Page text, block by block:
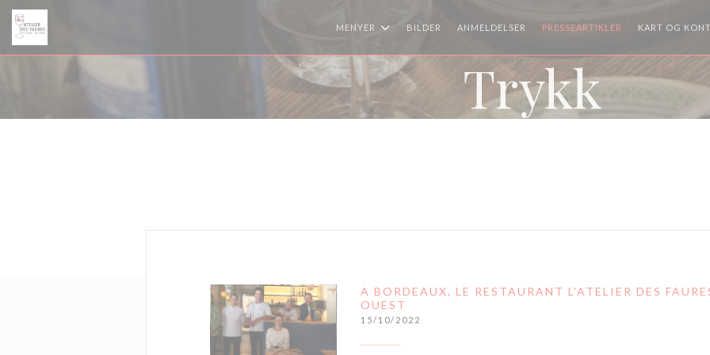
Panel for informasjonskapsler
MENYER BILDER ANMELDELSER PRESSEARTIKLER KART OG
Trykk
A BORDEAUX, LE RESTAURANT L'ATELIER DES
OUEST
15/10/2022